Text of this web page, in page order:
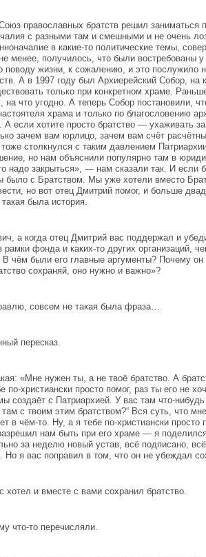
православных братств решил заниматься
с разными там и смешными и не очень
в какие-то политические темы,
менее, получилось, что были востребованы
поводу жизни, к сожалению, и это послужило
А в 1997 году был Архиерейский Собор, на
только при конкретном храме.
что угодно. А теперь Собор постановили,
храма и только по благословению
А если хотите просто братство — ухаживать
зачем вам юрлицо, зачем вам счёт
столкнулся с таким давлением
но нам объяснили популярно там в
надо закрыться», — нам сказали так. И если
было с Братством. Мы уже хотели вместо
но вот отец Дмитрий помог, и больше
была история.
а когда отец Дмитрий вас поддержал и
рамки фонда и каких-то других организаций,
В чём были его главные аргументы? Почему он
сохраняй, оно нужно и важно»?
совсем не такая была фраза…
пересказ.
«Мне нужен ты, а не твоё братство. А
по-христиански просто помог, раз ты его не
создаёт с Патриархией. У вас там что-
там с твоим этим братством?“ Вся суть, что
в чём-то. Ну, а я тебе по-христиански просто
нам быть при его храме — я
за неделю новый устав, всё подписано,
Но я вас поправил в том, что он не убеждал
и вместе с вами сохранил братство.
что-то перечисляли.